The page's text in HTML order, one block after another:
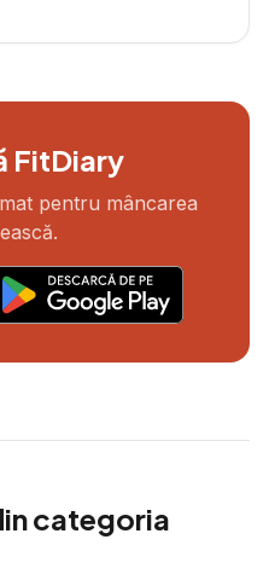
FitDiary
pentru mâncarea
categoria